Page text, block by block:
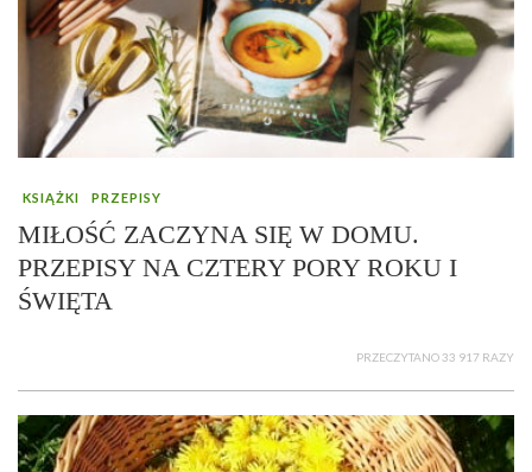
KSIĄŻKI PRZEPISY
MIŁOŚĆ ZACZYNA SIĘ W DOMU.
PRZEPISY NA CZTERY PORY ROKU I
ŚWIĘTA
PRZECZYTANO 33 917 RAZY